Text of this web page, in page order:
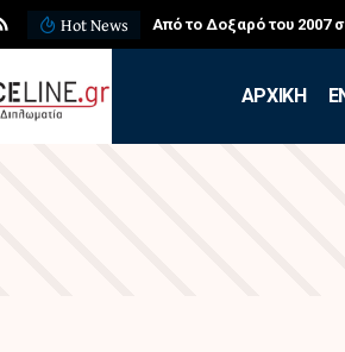
Hot News Από το Δοξαρό του 2007
APXIKH